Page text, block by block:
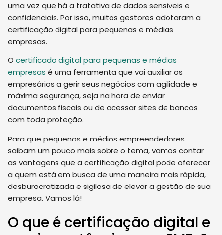
uma vez que há a tratativa de dados sensíveis e
confidenciais. Por isso, muitos gestores adotaram a
certificação digital para pequenas e médias
empresas.
O certificado digital para pequenas e médias
empresas é uma ferramenta que vai auxiliar os
empresários a gerir seus negócios com agilidade e
máxima segurança, seja na hora de enviar
documentos fiscais ou de acessar sites de bancos
com toda proteção.
Para que pequenos e médios empreendedores
saibam um pouco mais sobre o tema, vamos contar
as vantagens que a certificação digital pode oferecer
a quem está em busca de uma maneira mais rápida,
desburocratizada e sigilosa de elevar a gestão de sua
empresa. Vamos lá!
O que é certificação digital e